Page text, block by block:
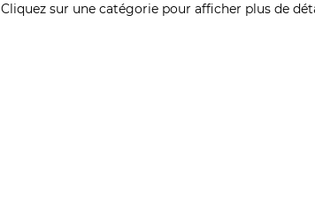
Cliquez sur une catégorie pour afficher plus de